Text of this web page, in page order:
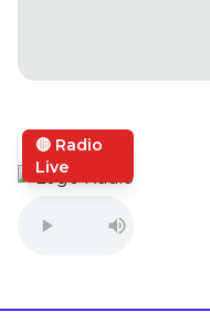
🔴 Radio
Live